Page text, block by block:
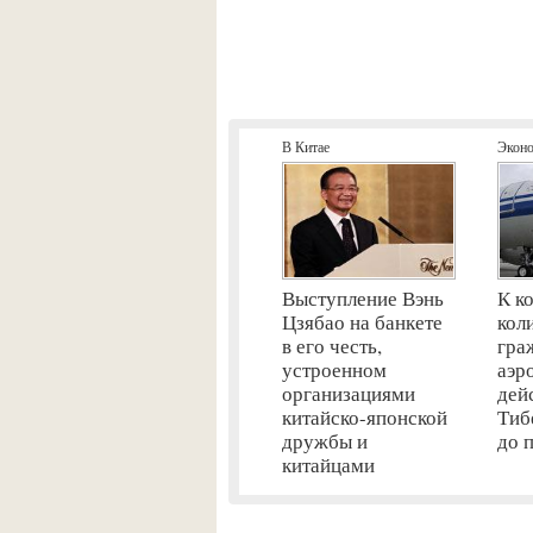
В Китае
Выступление Вэнь
Цзябао на банкете
в его честь,
устроенном
организациями
китайско-японской
дружбы и
китайцами
К
до